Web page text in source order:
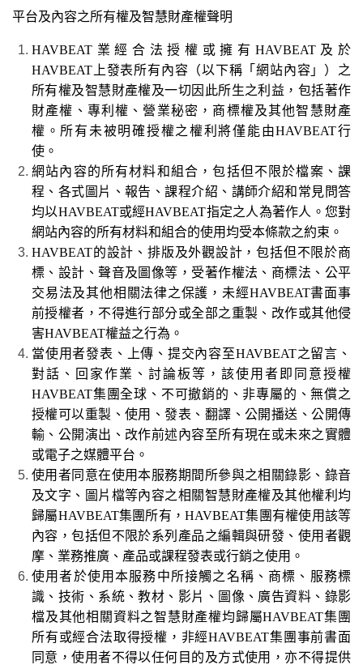
平台及內容之所有權及智慧財產權聲明
HAVBEAT 業經合法授權或擁有 HAVBEAT及於
HAVBEAT 上發表所有內容（以下稱「網站內容」）之
所有權及智慧財產權及一切因此所生之利益，包括著作
財產權、專利權、營業秘密，商標權及其他智慧財產
權。所有未被明確授權之權利將僅能由HAVBEAT行
使。
網站內容的所有材料和組合，包括但不限於檔案、課
程、各式圖片、報告、課程介紹、講師介紹和常見問答
均以HAVBEAT或經HAVBEAT指定之人為著作人。您對
網站內容的所有材料和組合的使用均受本條款之約束。
HAVBEAT的設計、排版及外觀設計，包括但不限於商
標、設計、聲音及圖像等，受著作權法、商標法、公平
交易法及其他相關法律之保護，未經HAVBEAT書面事
前授權者，不得進行部分或全部之重製、改作或其他侵
害HAVBEAT權益之行為。
當使用者發表、上傳、提交內容至HAVBEAT之留言、
對話、回家作業、討論板等，該使用者即同意授權
HAVBEAT集團全球、不可撤銷的、非專屬的、無償之
授權可以重製、使用、發表、翻譯、公開播送、公開傳
輸、公開演出、改作前述內容至所有現在或未來之實體
或電子之媒體平台。
使用者同意在使用本服務期間所參與之相關錄影、錄音
及文字、圖片檔等內容之相關智慧財產權及其他權利均
歸屬HAVBEAT集團所有， HAVBEAT集團有權使用該等
內容，包括但不限於系列產品之編輯與研發、使用者觀
摩、業務推廣、產品或課程發表或行銷之使用。
使用者於使用本服務中所接觸之名稱、商標、服務標
識、技術、系統、教材、影片、圖像、廣告資料、錄影
檔及其他相關資料之智慧財產權均歸屬HAVBEAT集團
所有或經合法取得授權，非經HAVBEAT集團事前書面
同意，使用者不得以任何目的及方式使用，亦不得提供